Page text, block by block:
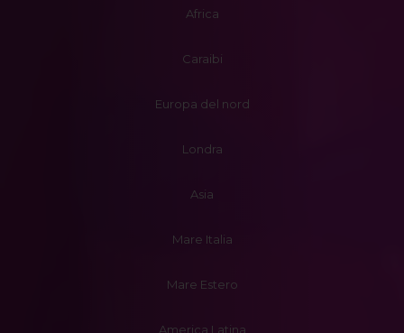
Africa
Caraibi
Europa del nord
Londra
Asia
Mare Italia
Mare Estero
America Latina